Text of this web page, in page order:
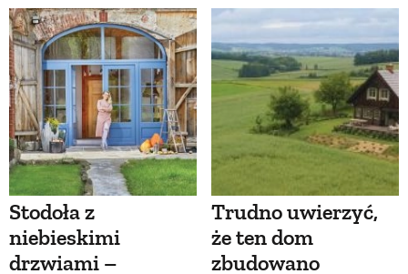
Stodoła z
niebieskimi
drzwiami –
Trudno uwierzyć,
że ten dom
zbudowano